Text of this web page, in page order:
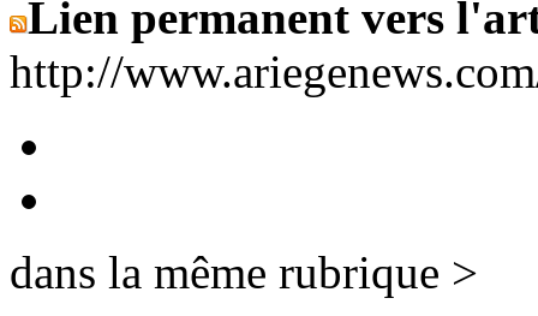
Lien permanent vers
http://
dans la même rubrique >